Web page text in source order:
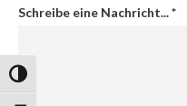
Umschalten auf hohe Kontraste
Schreibe eine Nachricht...*